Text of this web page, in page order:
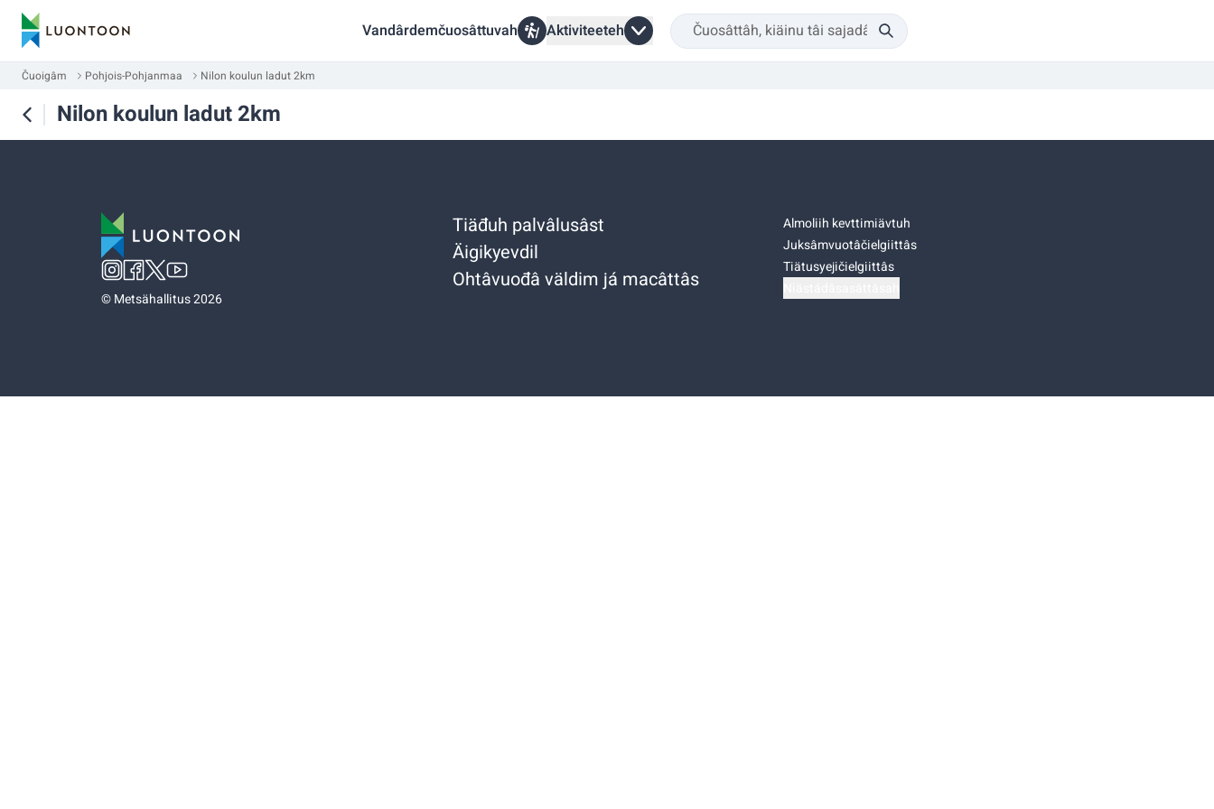
Vandârdemčuosâttuvah Aktiviteeteh
Čuoigâm Pohjois-Pohjanmaa Nilon koulun ladut 2km
Nilon koulun ladut 2km
©Metsähallitus 2026
Tiäđuh palvâlusâst
Äigikyevdil
Ohtâvuođâ väldim já macâttâs
Almoliih kevttimiävtuh
Juksâmvuotâčielgiittâs
Tiätusyejičielgiittâs